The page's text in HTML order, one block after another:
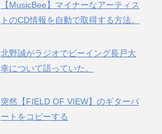
【MusicBee】マイナーなアーティス
トのCD情報を自動で取得する方法。
北野誠がラジオでビーイング長戸大
幸について語っていた。
突然【FIELD OF VIEW】のギターパ
ートをコピーする